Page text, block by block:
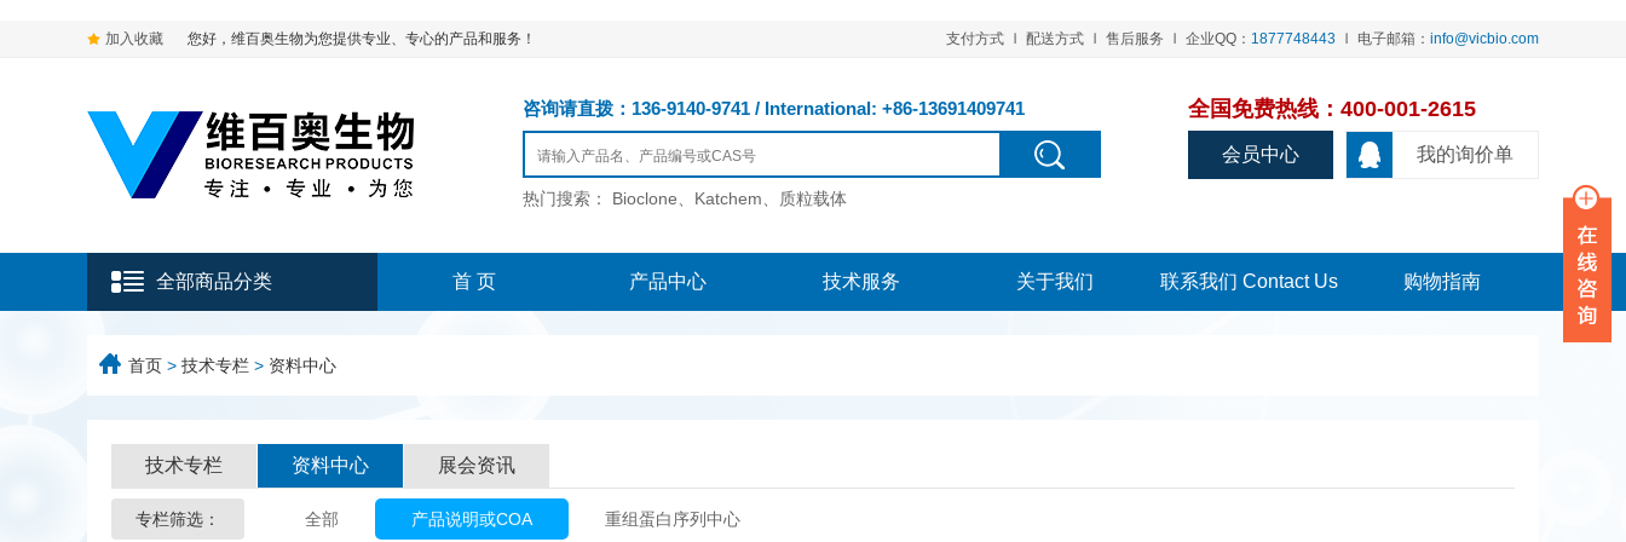
加入收藏 您好，维百奥生物为您提供专业、专心的产品和服务！ 支付方式 配送方式 售后服务 企业QQ： 1877748443 电子邮箱： info@vicbio.com
咨询请直拨：136-9140-9741 / International: +86-13691409741
热门搜索： Bioclone、Katchem、质粒载体
全国免费热线：400-001-2615
我的询价单
会员中心
全部商品分类 首 页 产品中心 技术服务 关于我们 联系我们 Contact Us 购物指南
首页 > 技术专栏 > 资料中心
技术专栏 资料中心 展会资讯
专栏筛选： 全部 产品说明或COA 重组蛋白序列中心